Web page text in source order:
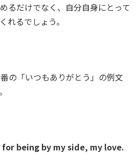
るだけでなく、自分自身にとって
れるでしょう。
の「いつもありがとう」の例文
for being by my side, my love.